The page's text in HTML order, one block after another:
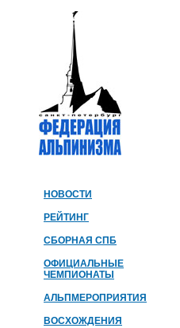
НОВОСТИ
РЕЙТИНГ
СБОРНАЯ СПБ
ОФИЦИАЛЬНЫЕ
ЧЕМПИОНАТЫ
АЛЬПМЕРОПРИЯТИЯ
ВОСХОЖДЕНИЯ